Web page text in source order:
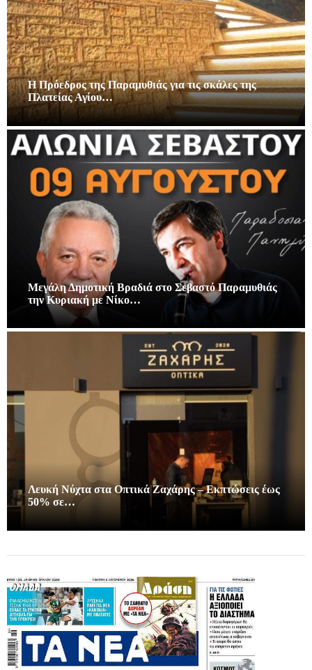
Η Πρόεδρος της Παραμυθιάς για τις σκάλες της
Πλατείας Αγίου…
Μεγάλη Δημοτική Βραδιά στο Σεβαστό Παραμυθιάς
την Κυριακή με Νίκο…
Λευκή Νύχτα στα Οπτικά Ζαχάρης – Εκπτώσεις έως
50% σε…